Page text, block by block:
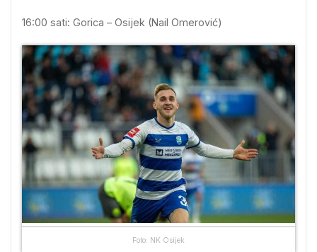
16:00 sati: Gorica – Osijek (Nail Omerović)
Foto: NK Osijek